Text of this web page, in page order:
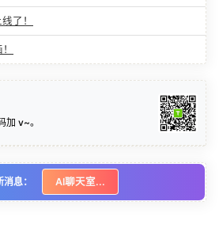
了！
加 v~。
息： AI聊天室...